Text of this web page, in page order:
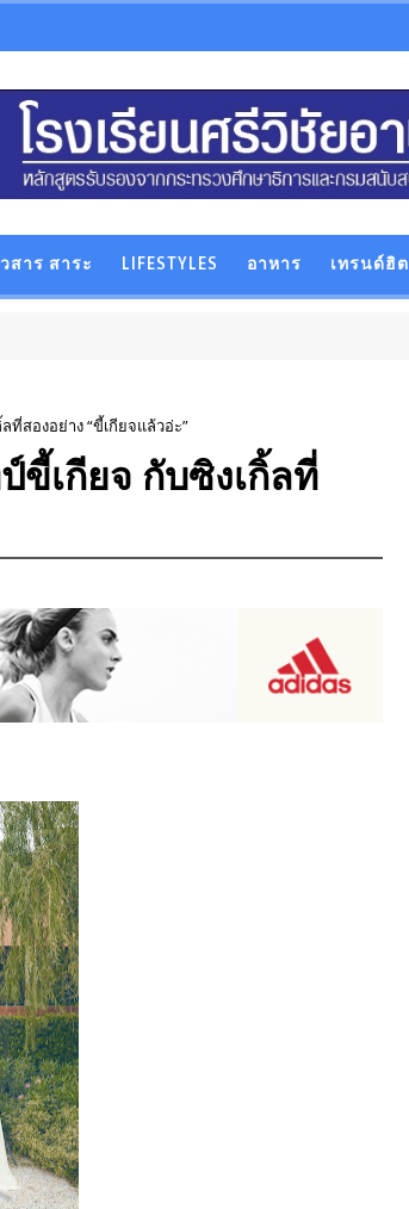
สาร สาระ LIFESTYLES อาหาร เทรนด์ฮิต
ที่สองอย่าง “ขี้เกียจแล้วอ่ะ”
ขี้เกียจ กับซิงเกิ้ลที่